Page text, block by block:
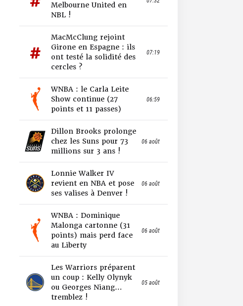
Melbourne United en
NBL !
MacMcClung rejoint
Girone en Espagne : ils
ont testé la solidité des
cercles ?
07:19
WNBA : le Carla Leite
Show continue (27
points et 11 passes)
06:59
Dillon Brooks prolonge
chez les Suns pour 73
millions sur 3 ans !
06 août
Lonnie Walker IV
revient en NBA et pose
ses valises à Denver !
06 août
WNBA : Dominique
Malonga cartonne (31
points) mais perd face
au Liberty
06 août
Les Warriors préparent
un coup : Kelly Olynyk
ou Georges Niang…
tremblez !
05 août